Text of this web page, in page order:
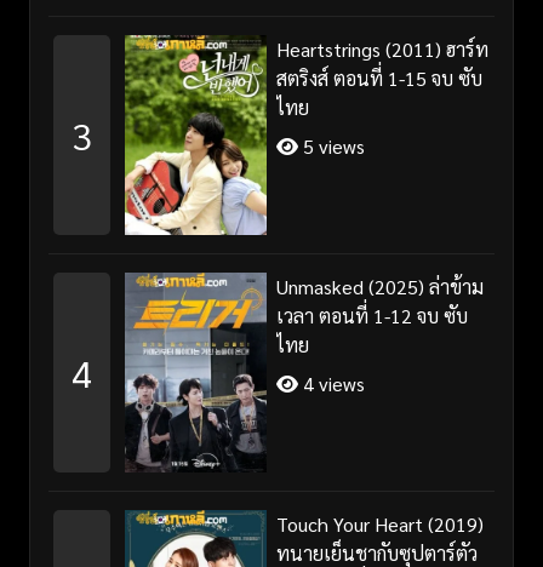
3
Heartstrings (2011) ฮาร์ท
สตริงส์ ตอนที่ 1-15 จบ ซับ
ไทย
5 views
4
Unmasked (2025) ล่าข้าม
เวลา ตอนที่ 1-12 จบ ซับ
ไทย
4 views
Touch Your Heart (2019)
ทนายเย็นชากับซุปตาร์ตัว